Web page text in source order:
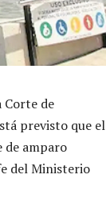
Corte de
previsto que el
de amparo
del Ministerio